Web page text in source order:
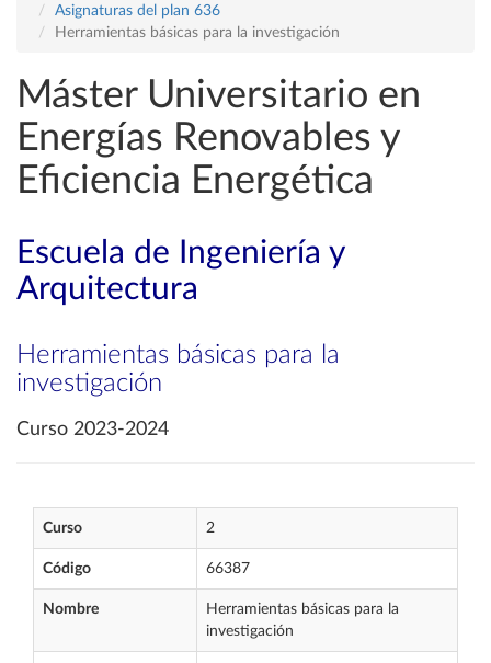
Asignaturas del plan 636
Herramientas básicas para la investigación
Máster Universitario en
Energías Renovables y
Eficiencia Energética
Escuela de Ingeniería y
Arquitectura
Herramientas básicas para la
investigación
Curso 2023-2024
Curso 2
Código 66387
Nombre
Herramientas básicas para la
investigación